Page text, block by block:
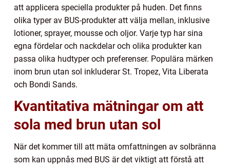
att applicera speciella produkter på huden. Det finns
olika typer av BUS-produkter att välja mellan, inklusive
lotioner, sprayer, mousse och oljor. Varje typ har sina
egna fördelar och nackdelar och olika produkter kan
passa olika hudtyper och preferenser. Populära märken
inom brun utan sol inkluderar St. Tropez, Vita Liberata
och Bondi Sands.
Kvantitativa mätningar om att
sola med brun utan sol
När det kommer till att mäta omfattningen av solbränna
som kan uppnås med BUS är det viktigt att förstå att